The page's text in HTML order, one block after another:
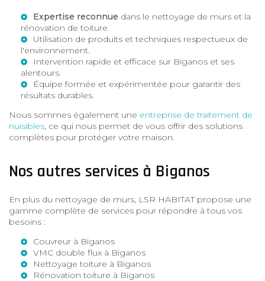
Expertise reconnue dans le nettoyage de murs et la
rénovation de toiture.
Utilisation de produits et techniques respectueux de
l'environnement.
Intervention rapide et efficace sur Biganos et ses
alentours.
Équipe formée et expérimentée pour garantir des
résultats durables.
Nous sommes également une entreprise de traitement de
nuisibles, ce qui nous permet de vous offrir des solutions
complètes pour protéger votre maison.
Nos autres services à Biganos
En plus du nettoyage de murs, LSR HABITAT propose une
gamme complète de services pour répondre à tous vos
besoins :
Couvreur à Biganos
VMC double flux à Biganos
Nettoyage toiture à Biganos
Rénovation toiture à Biganos